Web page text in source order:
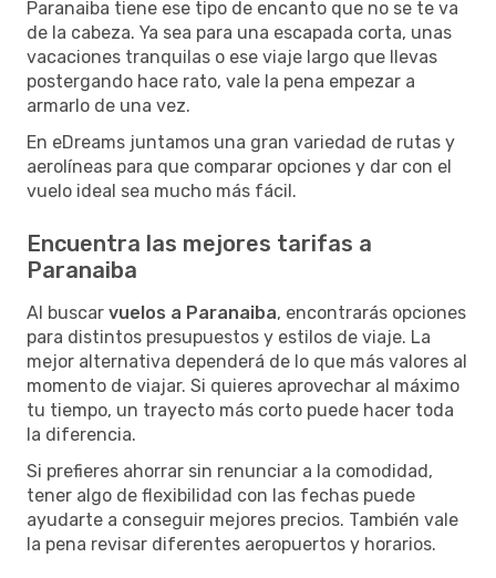
Paranaiba tiene ese tipo de encanto que no se te va
de la cabeza. Ya sea para una escapada corta, unas
vacaciones tranquilas o ese viaje largo que llevas
postergando hace rato, vale la pena empezar a
armarlo de una vez.
En eDreams juntamos una gran variedad de rutas y
aerolíneas para que comparar opciones y dar con el
vuelo ideal sea mucho más fácil.
Encuentra las mejores tarifas a
Paranaiba
Al buscar vuelos a Paranaiba, encontrarás opciones
para distintos presupuestos y estilos de viaje. La
mejor alternativa dependerá de lo que más valores al
momento de viajar. Si quieres aprovechar al máximo
tu tiempo, un trayecto más corto puede hacer toda
la diferencia.
Si prefieres ahorrar sin renunciar a la comodidad,
tener algo de flexibilidad con las fechas puede
ayudarte a conseguir mejores precios. También vale
la pena revisar diferentes aeropuertos y horarios.